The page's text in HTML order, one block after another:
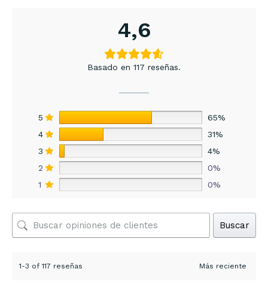
4,6
Basado en 117 reseñas.
5
65%
4
31%
3
4%
2
0%
1
0%
Buscar
1-3 of 117 reseñas